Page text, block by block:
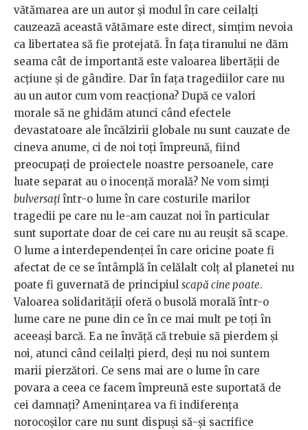
vătămarea are un autor și modul în care ceilalți
cauzează această vătămare este direct, simțim nevoia
ca libertatea să fie protejată. În fața tiranului ne dăm
seama cât de importantă este valoarea libertății de
acțiune și de gândire. Dar în fața tragediilor care nu
au un autor cum vom reacționa? După ce valori
morale să ne ghidăm atunci când efectele
devastatoare ale încălzirii globale nu sunt cauzate de
cineva anume, ci de noi toți împreună, fiind
preocupați de proiectele noastre persoanele, care
luate separat au o inocență morală? Ne vom simți
bulversați într-o lume în care costurile marilor
tragedii pe care nu le-am cauzat noi în particular
sunt suportate doar de cei care nu au reușit să scape.
O lume a interdependenței în care oricine poate fi
afectat de ce se întâmplă în celălalt colț al planetei nu
poate fi guvernată de principiul scapă cine poate.
Valoarea solidarității oferă o busolă morală într-o
lume care ne pune din ce în ce mai mult pe toți în
aceeași barcă. Ea ne învăță că trebuie să pierdem și
noi, atunci când ceilalți pierd, deși nu noi suntem
marii pierzători. Ce sens mai are o lume în care
povara a ceea ce facem împreună este suportată de
cei damnați? Amenințarea va fi indiferența
norocoșilor care nu sunt dispuși să-și sacrifice